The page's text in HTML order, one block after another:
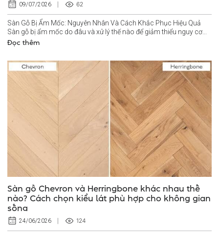
09/07/2026 62
Sàn Gỗ Bị Ẩm Mốc: Nguyên Nhân Và Cách Khắc Phục Hiệu Quả
Sàn gỗ bị ẩm mốc do đâu và xử lý thế nào để giảm thiểu nguy cơ...
Đọc thêm
Sàn gỗ Chevron và Herringbone khác nhau thế
nào? Cách chọn kiểu lát phù hợp cho không gian
sống
24/06/2026 124